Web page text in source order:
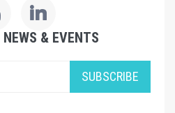
& EVENTS
SUBSCRIBE